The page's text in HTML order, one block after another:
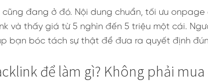
đang ở đó. Nội dung chuẩn, tối ưu
và thấy giá từ 5 nghìn đến 5 triệu một cái.
bạn bóc tách sự thật để đưa ra quyết định
để làm gì? Không phải